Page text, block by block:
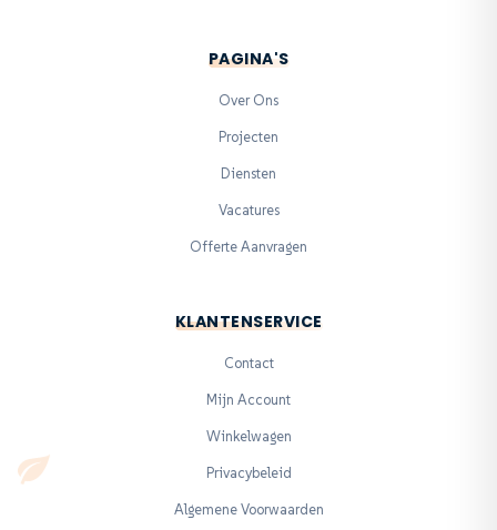
PAGINA'S
Over Ons
Projecten
Diensten
Vacatures
Offerte Aanvragen
KLANTENSERVICE
Contact
Mijn Account
Winkelwagen
Privacybeleid
Algemene Voorwaarden